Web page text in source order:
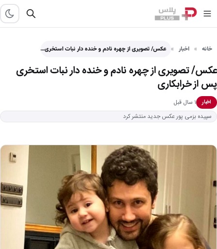
خانه اخبار عکس/ تصویری از چهره نادم و خنده دار نبات استخری…
عکس/ تصویری از چهره نادم و خنده دار نبات استخری
پس از خرابکاری
اخبار
۱ سال قبل
سپیده بزمی پور عکس جدید منتشر کرد